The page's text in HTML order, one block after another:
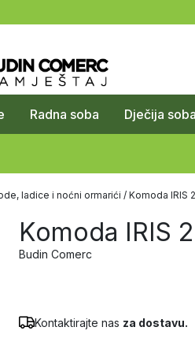
Radna soba Dječija soba
ladice i noćni ormarići / Komoda IRIS
Komoda IRIS
Budin Comerc
Kontaktirajte nas za dostavu.